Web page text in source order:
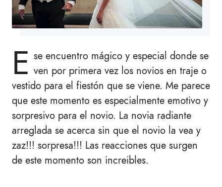
E se encuentro mágico y especial donde se
ven por primera vez los novios en traje o
vestido para el fiestón que se viene. Me parece
que este momento es especialmente emotivo y
sorpresivo para el novio. La novia radiante
arreglada se acerca sin que el novio la vea y
zaz!!! sorpresa!!! Las reacciones que surgen
de este momento son increibles.